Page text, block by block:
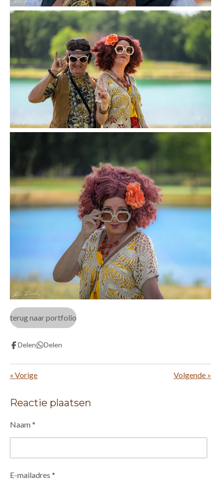
terug naar portfolio
Delen Delen
« Vorige Volgende »
Reactie plaatsen
Naam *
E-mailadres *